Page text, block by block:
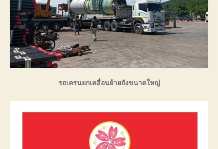
รถเครนยกเคลื่อนย้ายถังขนาดใหญ่